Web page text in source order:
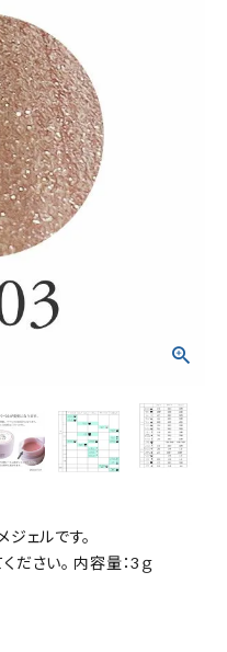
ェルです。
ださい。 内容量：3ｇ